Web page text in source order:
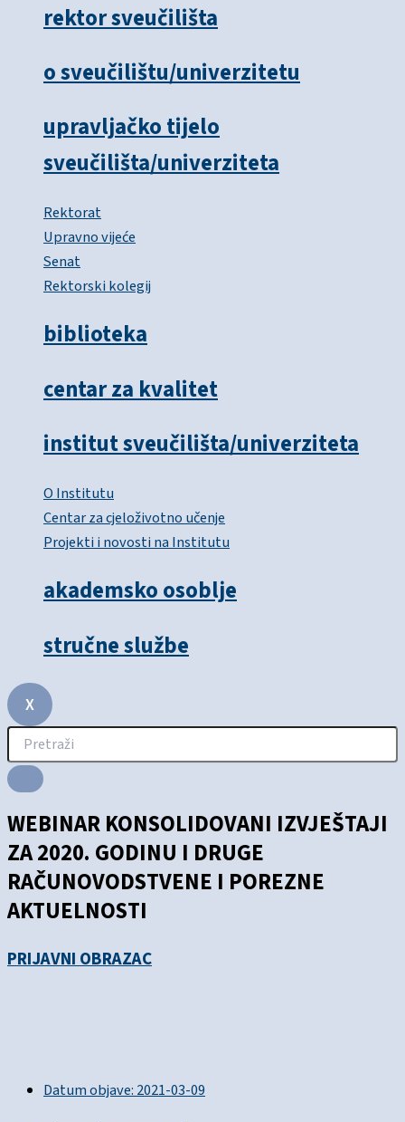
rektor sveučilišta
o sveučilištu/univerzitetu
upravljačko tijelo
sveučilišta/univerziteta
Rektorat
Upravno vijeće
Senat
Rektorski kolegij
biblioteka
centar za kvalitet
institut sveučilišta/univerziteta
O Institutu
Centar za cjeloživotno učenje
Projekti i novosti na Institutu
akademsko osoblje
stručne službe
X
WEBINAR KONSOLIDOVANI IZVJEŠTAJI
ZA 2020. GODINU I DRUGE
RAČUNOVODSTVENE I POREZNE
AKTUELNOSTI
PRIJAVNI OBRAZAC
Datum objave:2021-03-09